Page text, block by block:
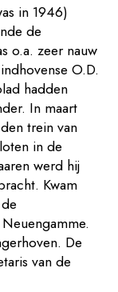
in 1946)
de
o.a. zeer nauw
O.D.
hadden
In maart
trein van
in de
werd hij
Kwam
De
van de